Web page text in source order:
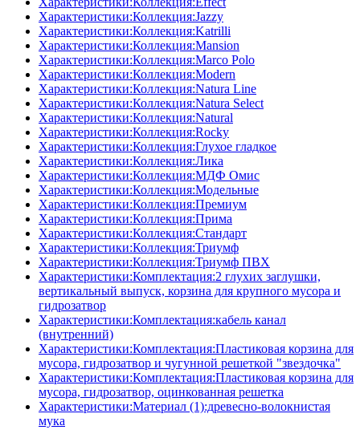
Характеристики:Коллекция:Jazzy
Характеристики:Коллекция:Katrilli
Характеристики:Коллекция:Mansion
Характеристики:Коллекция:Marco Polo
Характеристики:Коллекция:Modern
Характеристики:Коллекция:Natura Line
Характеристики:Коллекция:Natura Select
Характеристики:Коллекция:Natural
Характеристики:Коллекция:Rocky
Характеристики:Коллекция:Глухое гладкое
Характеристики:Коллекция:Лика
Характеристики:Коллекция:МДФ Омис
Характеристики:Коллекция:Модельные
Характеристики:Коллекция:Премиум
Характеристики:Коллекция:Прима
Характеристики:Коллекция:Стандарт
Характеристики:Коллекция:Триумф
Характеристики:Коллекция:Триумф ПВХ
Характеристики:Комплектация:2 глухих заглушки,
вертикальный выпуск, корзина для крупного мусора и
гидрозатвор
Характеристики:Комплектация:кабель канал
(внутренний)
Характеристики:Комплектация:Пластиковая корзина для
мусора, гидрозатвор и чугунной решеткой "звездочка"
Характеристики:Комплектация:Пластиковая корзина для
мусора, гидрозатвор, оцинкованная решетка
Характеристики:Материал (1):древесно-волокнистая
мука